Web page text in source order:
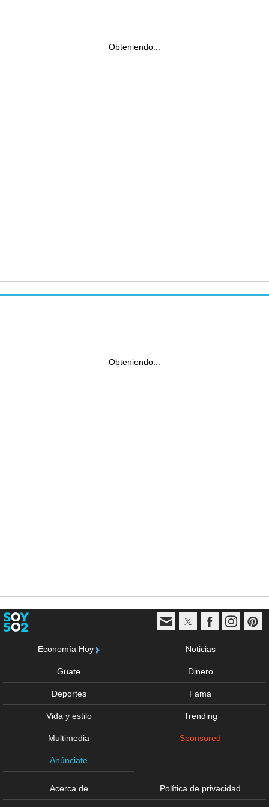
Obteniendo...
Obteniendo...
Economía Hoy Noticias
Guate Dinero
Deportes Fama
Vida y estilo Trending
Multimedia Sponsored
Anúnciate
Acerca de Política de privacidad